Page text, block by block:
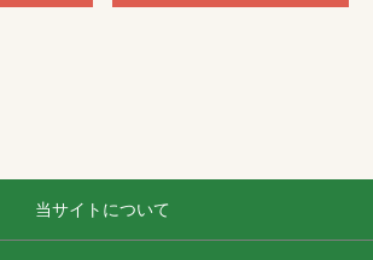
当サイトについて